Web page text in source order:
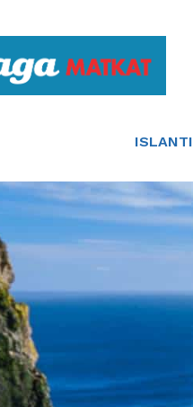
ISLANTI